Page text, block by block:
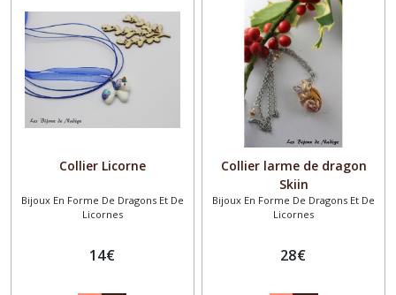
Collier Licorne
Bijoux En Forme De Dragons Et De
Licornes
14€
Collier larme de dragon
Skiin
Bijoux En Forme De Dragons Et De
Licornes
28€